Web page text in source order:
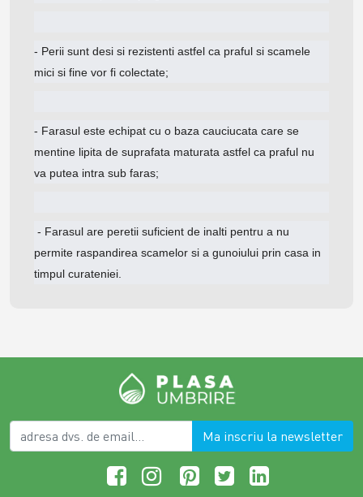
- Perii sunt desi si rezistenti astfel ca praful si scamele
mici si fine vor fi colectate;
- Farasul este echipat cu o baza cauciucata care se
mentine lipita de suprafata maturata astfel ca praful nu
va putea intra sub faras;
- Farasul are peretii suficient de inalti pentru a nu
permite raspandirea scamelor si a gunoiului prin casa in
timpul curateniei.
Ma inscriu la newsletter